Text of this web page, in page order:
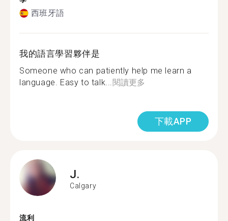
西班牙語
我的語言學習夥伴是
Someone who can patiently help me learn a
language. Easy to talk...閱讀更多
下載APP
J.
Calgary
流利